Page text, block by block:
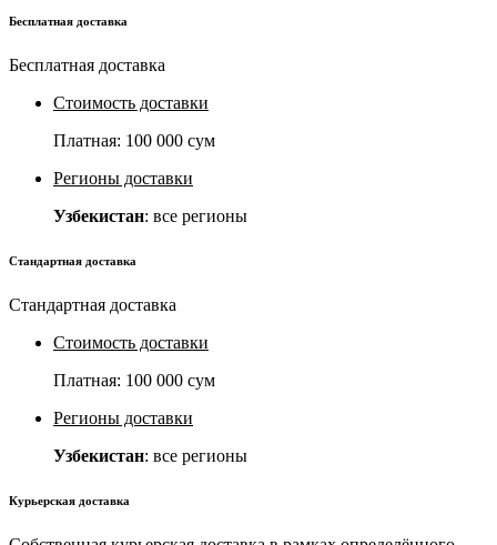
Бесплатная доставка
Бесплатная доставка
Стоимость доставки
Платная: 100 000 сум
Регионы доставки
Узбекистан: все регионы
Стандартная доставка
Стандартная доставка
Стоимость доставки
Платная: 100 000 сум
Регионы доставки
Узбекистан: все регионы
Курьерская доставка